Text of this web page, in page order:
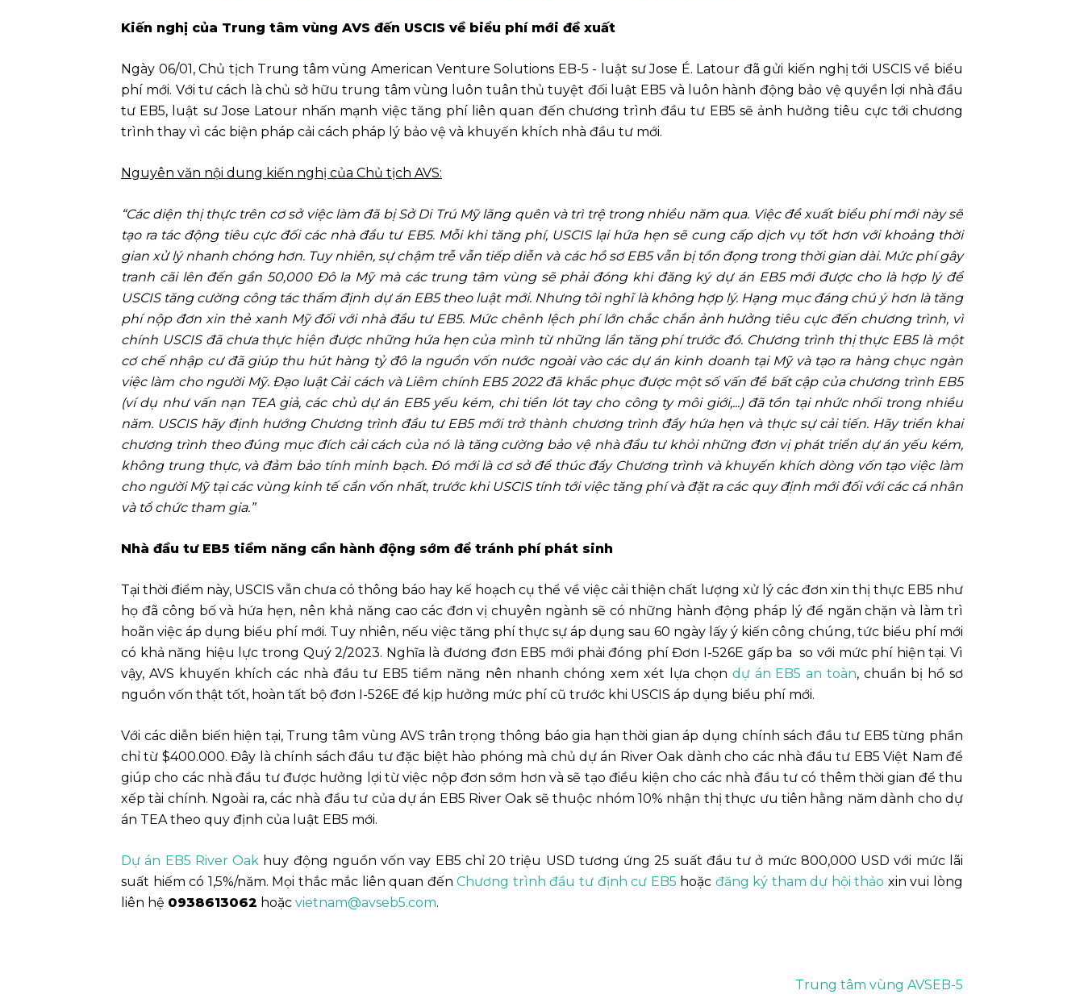
Kiến nghị của Trung tâm vùng AVS đến USCIS về biểu phí mới đề xuất
Ngày 06/01, Chủ tịch Trung tâm vùng American Venture Solutions EB-5 - luật sư Jose É. Latour đã gửi kiến nghị tới USCIS về biểu
phí mới. Với tư cách là chủ sở hữu trung tâm vùng luôn tuân thủ tuyệt đối luật EB5 và luôn hành động bảo vệ quyền lợi nhà đầu
tư EB5, luật sư Jose Latour nhấn mạnh việc tăng phí liên quan đến chương trình đầu tư EB5 sẽ ảnh hưởng tiêu cực tới chương
trình thay vì các biện pháp cải cách pháp lý bảo vệ và khuyến khích nhà đầu tư mới.
Nguyên văn nội dung kiến nghị của Chủ tịch AVS:
“Các diện thịthực trên cơ sở việc làm đã bị Sở Di Trú Mỹ lãng quên và trì trệ trong nhiều năm qua. Việc đề xuất biểu phí mới này sẽ
tạo ra tác động tiêu cực đối các nhà đầu tư EB5. Mỗi khi tăng phí, USCIS lại hứa hẹn sẽ cung cấp dịch vụ tốt hơn với khoảng thời
gian xử lý nhanh chóng hơn. Tuy nhiên, sự chậm trễ vẫn tiếp diễn và các hồ sơ EB5 vẫn bị tồn đọng trong thời gian dài. Mức phí gây
tranh cãi lên đến gần 50,000 Đô la Mỹ mà các trung tâm vùng sẽ phải đóng khi đăng ký dự án EB5 mới được cho là hợp lý để
USCIS tăng cường công tác thẩm định dự án EB5 theo luật mới. Nhưng tôi nghĩ là không hợp lý. Hạng mục đáng chú ý hơn là tăng
phí nộp đơn xin thẻ xanh Mỹ đối với nhà đầu tư EB5. Mứcchênh lệch phí lớn chắc chắn ảnh hưởng tiêu cực đến chương trình, vì
chính USCIS đã chưa thực hiện được những hứa hẹn của mình từ những lần tăng phí trước đó. Chương trình thị thực EB5 là một
cơ chế nhập cư đã giúp thu hút hàng tỷ đô la nguồn vốn nước ngoài vào các dự án kinh doanh tại Mỹ và tạo ra hàng chục ngàn
việc làm cho người Mỹ. Đạo luật Cải cách và Liêm chính EB5 2022 đã khắc phục được một số vấn đề bất cập của chương trình EB5
(ví dụ như vấn nạn TEA giả, các chủ dự án EB5 yếu kém, chi tiền lót tay cho công ty môi giới,...) đã tồn tại nhức nhối trong nhiều
năm. USCIS hãy định hướng Chương trình đầu tư EB5 mới trở thành chương trình đầy hứa hẹn và thực sự cải tiến. Hãy triển khai
chương trình theo đúng mục đích cải cách của nó là tăng cường bảo vệ nhà đầu tư khỏi những đơn vị phát triển dựán yếu kém,
không trung thực, và đảm bảo tính minh bạch. Đó mới là cơ sở để thúc đẩy Chương trình và khuyến khích dòng vốn tạo việc làm
cho người Mỹ tại các vùng kinh tế cần vốn nhất, trước khi USCIS tính tới việc tăng phí và đặt ra các quy định mới đối với các cá nhân
và tổ chức tham gia.”
Nhà đầu tư EB5 tiềm năng cần hành động sớm để tránh phí phát sinh
Tại thời điểm này, USCIS vẫn chưa có thông báo hay kế hoạch cụ thể về việc cải thiện chất lượng xử lý các đơn xin thị thực EB5 như
họ đã công bố và hứa hẹn, nên khả năng cao các đơn vị chuyên ngành sẽ có những hành động pháp lý để ngăn chặn và làm trì
hoãn việc áp dụng biểu phí mới. Tuy nhiên, nếu việc tăng phí thực sự áp dụng sau 60 ngày lấy ý kiến công chúng, tức biểu phí mới
có khả năng hiệu lực trong Quý 2/2023. Nghĩa là đương đơn EB5 mới phải đóng phí Đơn I-526E gấp ba so với mức phí hiện tại. Vì
vậy, AVS khuyến khích các nhà đầu tư EB5 tiềm năng nên nhanh chóng xem xét lựa chọn dự án EB5 an toàn, chuẩn bị hồ sơ
nguồn vốn thật tốt, hoàn tất bộ đơn I-526E để kịp hưởng mức phí cũ trước khi USCIS áp dụng biểu phí mới.
Với các diễn biến hiện tại, Trung tâm vùng AVS trân trọng thông báo gia hạn thời gian áp dụng chính sách đầu tư EB5 từng phần
chỉ từ $400.000. Đây là chính sách đầu tư đặc biệt hào phóng mà chủ dự án River Oak dành cho các nhà đầu tư EB5 Việt Nam để
giúp cho các nhà đầu tư được hưởng lợi từ việc nộp đơn sớm hơn và sẽ tạo điều kiện cho các nhà đầu tư có thêm thời gian để thu
xếp tài chính. Ngoài ra, các nhà đầu tư của dự án EB5 River Oak sẽ thuộc nhóm 10% nhận thị thực ưu tiên hằng năm dành cho dự
án TEA theo quy định của luật EB5 mới.
Dự án EB5 River Oak huy động nguồn vốn vay EB5 chỉ 20 triệu USD tương ứng 25 suất đầu tư ở mức 800,000 USD với mức lãi
suất hiếm có 1,5%/năm. Mọi thắc mắc liên quan đếnChương trình đầu tư định cư EB5 hoặc đăng ký tham dự hội thảo xin vui lòng
liên hệ 0938613062 hoặc vietnam@avseb5.com.
Trung tâm vùng AVSEB-5